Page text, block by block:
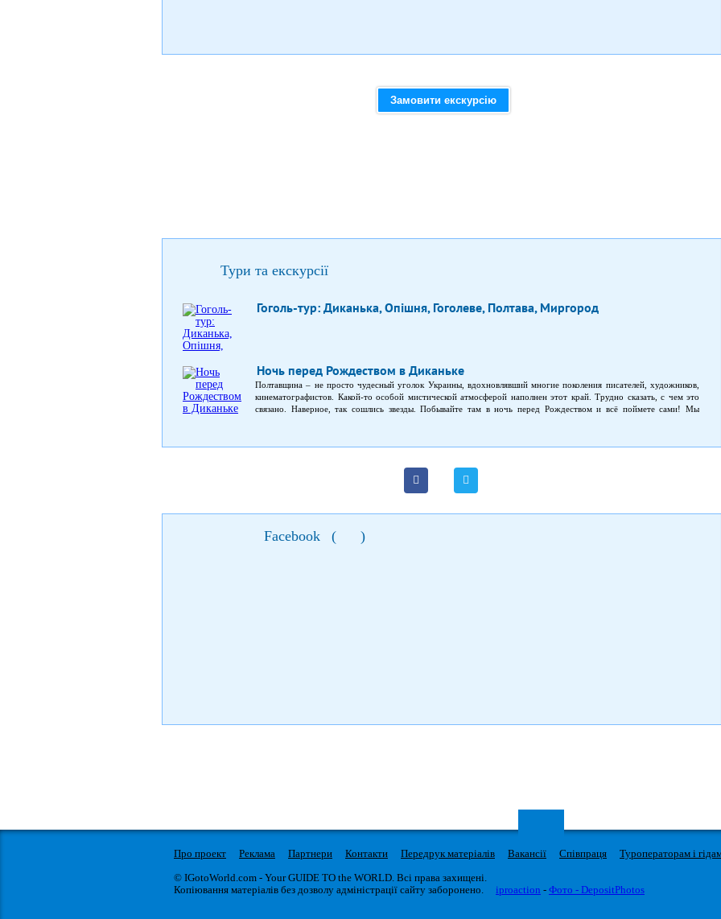
Замовити екскурсію
Тури та екскурсії
Гоголь-тур: Диканька, Опішня, Гоголеве, Полтава, Миргород
Ночь перед Рождеством в Диканьке
Полтавщина – не просто чудесный уголок Украины, вдохновлявший многие поколения писателей, художников,
кинематографистов. Какой-то особой мистической атмосферой наполнен этот край. Трудно сказать, с чем это
связано. Наверное, так сошлись звезды. Побывайте там в ночь перед Рождеством и всё поймете сами! Мы
Facebook ( )
Про проект Реклама Партнери Контакти Передрук матеріалів Вакансії Співпраця Туроператорам і
© IGotoWorld.com - Your GUIDE TO the WORLD. Всі права захищені.
Копіювання матеріалів без дозволу адміністрації сайту заборонено.
iproaction - Фото - DepositPhotos